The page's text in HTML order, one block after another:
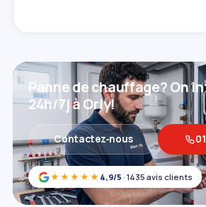
★★★★★ 4,9/5 · 1435 avis clients
Panne de chauffage? On
24h/7j à Orly!
Contactez‑nous